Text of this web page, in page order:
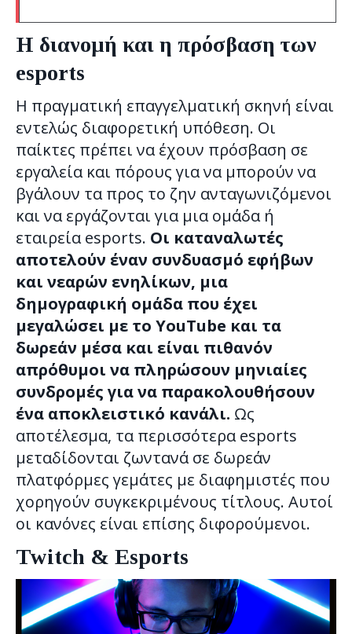
Η διανομή και η πρόσβαση των
esports
H πραγματική επαγγελματική σκηνή είναι
εντελώς διαφορετική υπόθεση. Οι
παίκτες πρέπει να έχουν πρόσβαση σε
εργαλεία και πόρους για να μπορούν να
βγάλουν τα προς το ζην ανταγωνιζόμενοι
και να εργάζονται για μια ομάδα ή
εταιρεία esports. Οι καταναλωτές
αποτελούν έναν συνδυασμό εφήβων
και νεαρών ενηλίκων, μια
δημογραφική ομάδα που έχει
μεγαλώσει με το YouTube και τα
δωρεάν μέσα και είναι πιθανόν
απρόθυμοι να πληρώσουν μηνιαίες
συνδρομές για να παρακολουθήσουν
ένα αποκλειστικό κανάλι. Ως
αποτέλεσμα, τα περισσότερα esports
μεταδίδονται ζωντανά σε δωρεάν
πλατφόρμες γεμάτες με διαφημιστές που
χορηγούν συγκεκριμένους τίτλους. Αυτοί
οι κανόνες είναι επίσης διφορούμενοι.
Twitch & Esports